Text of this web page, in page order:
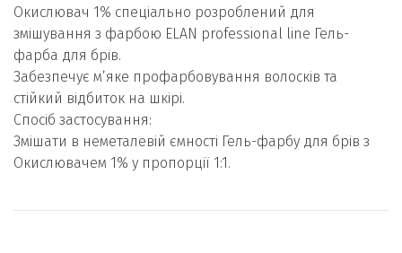
Окислювач 1% спеціально розроблений для
змішування з фарбою ELAN professional line Гель-
фарба для брів.
Забезпечує мʼяке профарбовування волосків та
стійкий відбиток на шкірі.
Спосіб застосування:
Змішати в неметалевій ємності Гель-фарбу для брів з
Окислювачем 1% у пропорції 1:1.